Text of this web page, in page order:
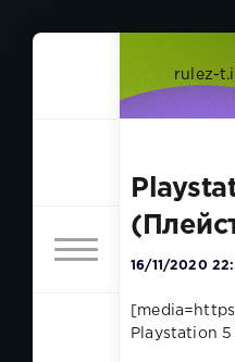
rulez-
16/11/2020
Playstation